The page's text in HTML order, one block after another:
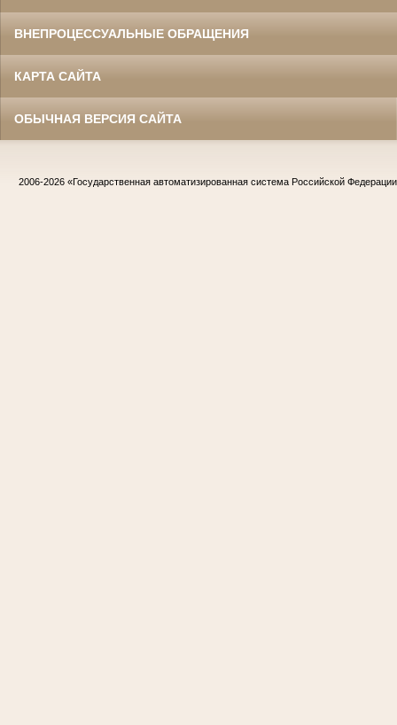
ВНЕПРОЦЕССУАЛЬНЫЕ ОБРАЩЕНИЯ
КАРТА САЙТА
ОБЫЧНАЯ ВЕРСИЯ САЙТА
2006-2026 «Государственная автоматизированная система Российской